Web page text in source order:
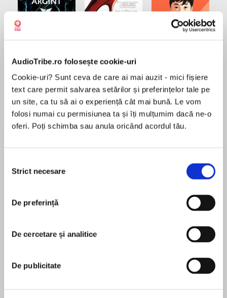
AudioTribe.ro folosește cookie-uri
Cookie-uri? Sunt ceva de care ai mai auzit - mici fișiere
text care permit salvarea setărilor și preferințelor tale pe
un site, ca tu să ai o experiență cât mai bună. Le vom
folosi numai cu permisiunea ta și îți mulțumim dacă ne-o
oferi. Poți schimba sau anula oricând acordul tău.
consimțământului
Strict necesare
De preferință
De cercetare și analitice
De publicitate
de...
Dani Francis
la...
Lauren Weisberger
Desprecarte
“If you have yet to add Liu to your must-read
Marjorie M. Lui has created a most unusual
investigative organization in the Dirk and Steele
Detective Agency—a collection of
gifted individuals—and in doing so has
revitalized the paranormal romance genre.
extraordinarily heightened senses follow a trail
În acest moment nu există recenzii
Marjorie Liu
Marjorie Liu is the New York Times bestselling
author of the Monstress series, illustrated by Sana